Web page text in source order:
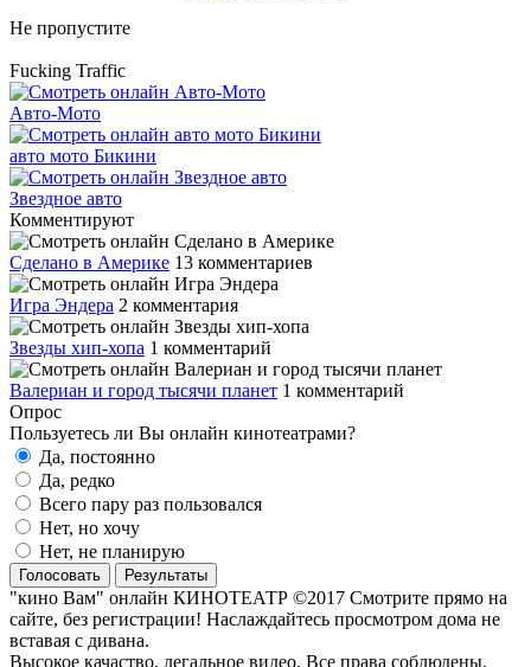
Не пропустите
Fucking Traffic
Авто-Мото
авто мото Бикини
Звездное авто
Комментируют
Сделано в Америке 13 комментариев
Игра Эндера 2 комментария
Звезды хип-хопа 1 комментарий
Валериан и город тысячи планет 1 комментарий
Опрос
Пользуетесь ли Вы онлайн кинотеатрами?
Да, постоянно
Да, редко
Всего пару раз пользовался
Нет, но хочу
Нет, не планирую
Голосовать Результаты
"кино Вам" онлайн КИНОТЕАТР ©2017 Смотрите прямо на
сайте, без регистрации! Наслаждайтесь просмотром дома не
вставая с дивана.
Высокое качаство, легальное видео. Все права соблюдены.